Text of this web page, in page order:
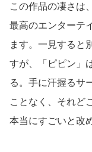
この作品の凄さは
最高のエンターテ
ます。一見すると
すが、「ピピン」
る。手に汗握るサ
ことなく、それど
本当にすごいと改